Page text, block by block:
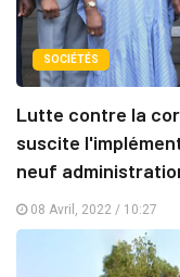
SOCIÉTÉS
Lutte contre la
suscite
neuf
08 Avril, 2022 / 10:27